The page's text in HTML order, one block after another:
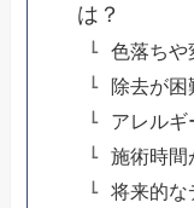
は？
色落ちや
除去が困
アレルギ
施術時間
将来的な